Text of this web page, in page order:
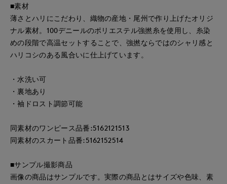
■素材
薄さとハリにこだわり、織物の産地・尾州で作り上げたオリジ
ナル素材。100デニールのポリエステル強撚糸を使用し、糸染
めの段階で高温セットすることで、強撚ならではのシャリ感と
ハリコシのある風合いに仕上げています。
・水洗い可
・裏地あり
・袖ドロスト調節可能
同素材のワンピース品番:5162121513
同素材のスカート品番:5162152514
■サンプル撮影商品
画像の商品はサンプルです。実際の商品とはサイズや色味、素